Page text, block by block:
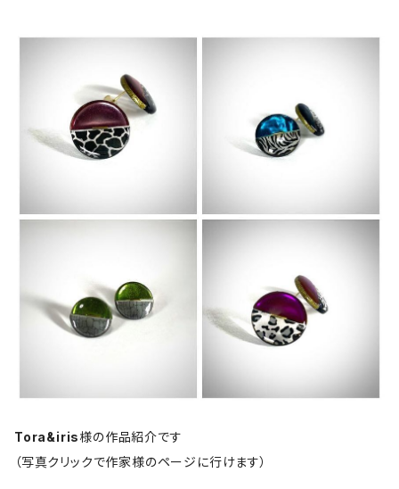
Tora&iris様の作品紹介です
（写真クリックで作家様のページに行けます）